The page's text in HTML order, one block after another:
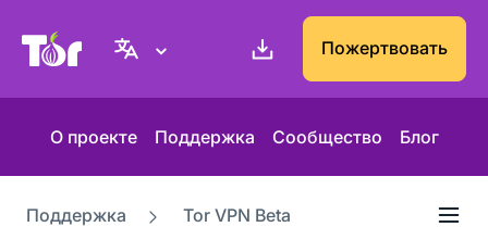
Веб-сайт Проекта Tor Пожертвовать
О проекте Поддержка Сообщество Блог
Поддержка Tor VPN Beta